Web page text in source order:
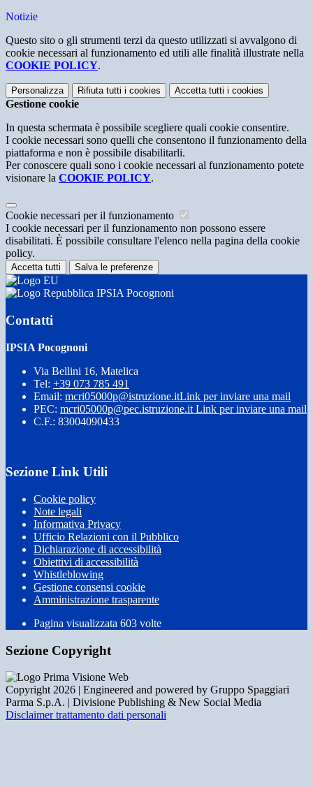
Notizie
Questo sito o gli strumenti terzi da questo utilizzati si avvalgono di
cookie necessari al funzionamento ed utili alle finalità illustrate nella
COOKIE POLICY.
Personalizza Rifiuta tutti i cookies Accetta tutti i cookies
Gestione cookie
In questa schermata è possibile scegliere quali cookie consentire.
I cookie necessari sono quelli che consentono il funzionamento della
piattaforma e non è possibile disabilitarli.
Per conoscere quali sono i cookie necessari al funzionamento potete
visionare la COOKIE POLICY.
Cookie necessari per il funzionamento
I cookie necessari per il funzionamento non possono essere
disabilitati. È possibile consultare l'elenco nella pagina della cookie
policy.
Accetta tutti Salva le preferenze
IPSIA Pocognoni
Contatti
IPSIA Pocognoni
Via Bellini 16, Matelica
Tel: +39 073 785 491
Email: mcri05000p@istruzione.itLink per inviare una mail
PEC: mcri05000p@pec.istruzione.it Link per inviare una mail
C.F.: 83004090433
Sezione Link Utili
Cookie policy
Note legali
Informativa Privacy
Ufficio Relazioni con il Pubblico
Dichiarazione di accessibilità
Obiettivi di accessibilità
Whistleblowing
Gestione consensi cookie
Amministrazione trasparente
Pagina visualizzata 603 volte
Sezione Copyright
Copyright 2026 | Engineered and powered by Gruppo Spaggiari
Parma S.p.A. | Divisione Publishing & New Social Media
Disclaimer trattamento dati personali